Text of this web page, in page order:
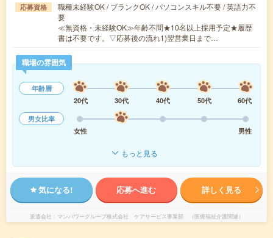
応募資格
職種未経験OK / ブランクOK / パソコンスキル不要 / 英語力不
要
≪無資格・未経験OK≫年齢不問★10名以上採用予定★履歴
書は不要です。▽応募後の流れ1)翌営業日まで…
職場の雰囲気
年齢層
20代
30代 40代 50代
60代
男女比率
女性
男性
もっと見る
気になる! 応募へ進む 詳しく見る
派遣会社 マンパワーグループ株式会社 ケアサービス事業部 （医療福祉介護関連）